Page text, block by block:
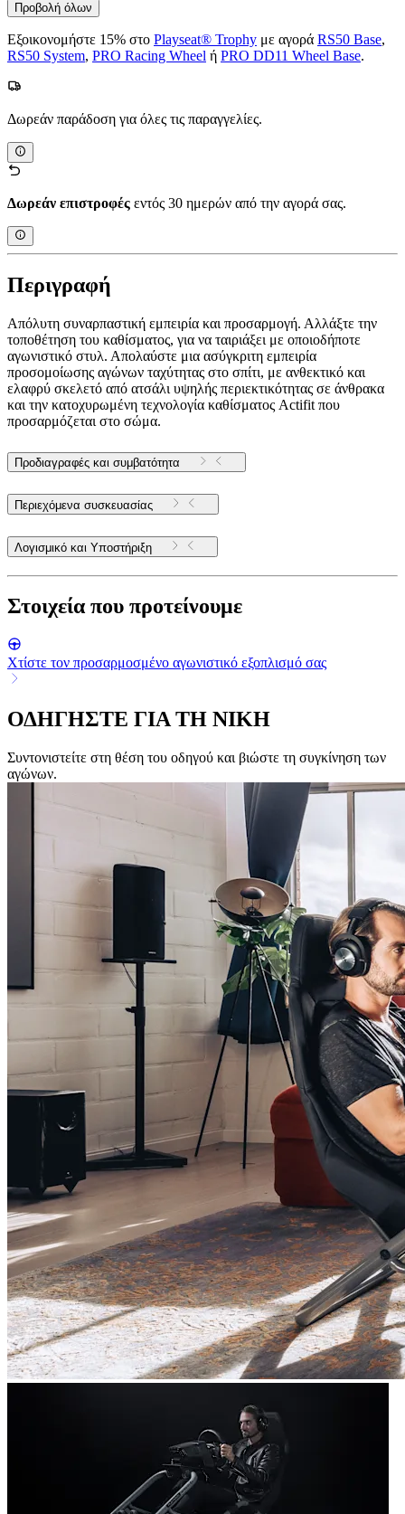
Προβολή όλων
Εξοικονομήστε 15% στο Playseat® Trophy με αγορά RS50 Base,
RS50 System, PRO Racing Wheel ή PRO DD11 Wheel Base.
Δωρεάν παράδοση για όλες τις παραγγελίες.
Δωρεάν επιστροφές εντός 30 ημερών από την αγορά σας.
Περιγραφή
Απόλυτη συναρπαστική εμπειρία και προσαρμογή. Αλλάξτε την
τοποθέτηση του καθίσματος, για να ταιριάξει με οποιοδήποτε
αγωνιστικό στυλ. Απολαύστε μια ασύγκριτη εμπειρία
προσομοίωσης αγώνων ταχύτητας στο σπίτι, με ανθεκτικό και
ελαφρύ σκελετό από ατσάλι υψηλής περιεκτικότητας σε άνθρακα
και την κατοχυρωμένη τεχνολογία καθίσματος Actifit που
προσαρμόζεται στο σώμα.
Προδιαγραφές και συμβατότητα
Περιεχόμενα συσκευασίας
Λογισμικό και Υποστήριξη
Στοιχεία που προτείνουμε
Χτίστε τον προσαρμοσμένο αγωνιστικό εξοπλισμό σας
ΟΔΗΓΗΣΤΕ ΓΙΑ ΤΗ ΝΙΚΗ
Συντονιστείτε στη θέση του οδηγού και βιώστε τη συγκίνηση των
αγώνων.